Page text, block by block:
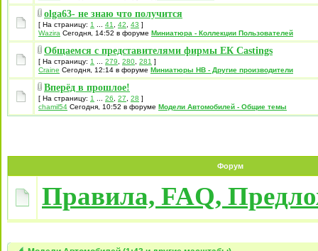
olga63- не знаю что получится
[ На страницу: 1 41 42 43 ]
Wazira Сегодня, 14:52 в форуме Миниатюра - Коллекции Пользователей
Общаемся с представителями фирмы EК Castings
[ На страницу: 1 279 280 281 ]
Craine Сегодня, 12:14 в форуме Миниатюры НВ - Другие производители
Вперёд в прошлое!
[ На страницу: 1 26 27 28 ]
chamil54 Сегодня, 10:52 в форуме Модели Автомобилей - Общие темы
Форум
Правила, FAQ,